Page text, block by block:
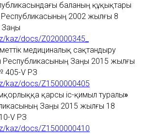
баланың құқықтары
Республикасының 2002 жылғы 8
Заңы
kaz/docs/Z020000345_
медициналық сақтандыру
Республикасының Заңы 2015 жылғы
V ҚРЗ
kaz/docs/Z1500000405
қарсы іс-қимыл туралы»
Заңы 2015 жылғы 18
V ҚРЗ
kaz/docs/Z1500000410